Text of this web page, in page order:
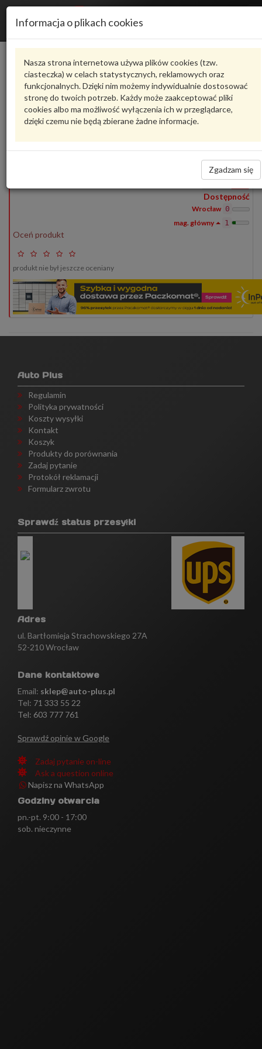
Informacja o plikach cookies
Nasza strona internetowa używa plików cookies (tzw.
ciasteczka) w celach statystycznych, reklamowych oraz
funkcjonalnych. Dzięki nim możemy indywidualnie dostosować
stronę do twoich potrzeb. Każdy może zaakceptować pliki
cookies albo ma możliwość wyłączenia ich w przeglądarce,
dzięki czemu nie będą zbierane żadne informacje.
Zgadzam się
Produkty 1
Pokaż pełny opis Zadaj pytanie o produkt
DYW0372 CAR-MATS
110,90 zł
Wprowadź
ilość
Dostępność
Wrocław 0
1
Oceń produkt
produkt nie był jeszcze oceniany
Auto Plus
Regulamin
Polityka prywatności
Koszty wysyłki
Kontakt
Koszyk
Produkty do porównania
Zadaj pytanie
Protokół reklamacji
Formularz zwrotu
Sprawdź status przesyłki
Adres
ul. Bartłomieja Strachowskiego 27A
52-210 Wrocław
Dane kontaktowe
Email: sklep@auto-plus.pl
Tel: 71 333 55 22
Tel: 603 777 761
Sprawdź opinie w Google
Zadaj pytanie on-line
Ask a question online
Napisz na WhatsApp
Godziny otwarcia
pn.-pt. 9:00 - 17:00
sob. nieczynne